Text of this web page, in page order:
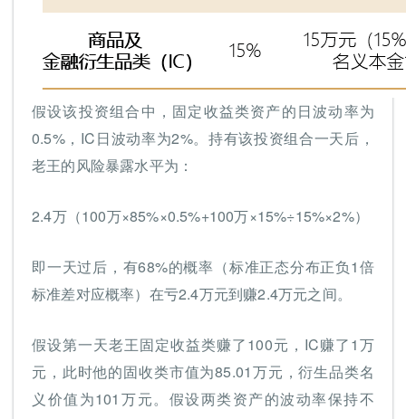
假设该投资组合中，固定收益类资产的日波动率为
0.5%，IC日波动率为2%。持有该投资组合一天后，
老王的风险暴露水平为：
2.4万（100万×85%×0.5%+100万×15%÷15%×2%）
即一天过后，有68%的概率（标准正态分布正负1倍
标准差对应概率）在亏2.4万元到赚2.4万元之间。
假设第一天老王固定收益类赚了100元，IC赚了1万
元，此时他的固收类市值为85.01万元，衍生品类名
义价值为101万元。假设两类资产的波动率保持不